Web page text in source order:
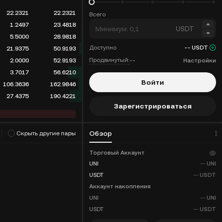
(0)
Скрыть другие пары Обзор
22.2321
22.2321
1.2497
23.4818
5.5000
28.9818
21.9375
50.9193
2.0000
52.9193
3.7017
56.6210
106.3636
162.9846
27.4375 190.4221
Всего
USDT
Доступно -- USDT
Продвинутый:-- Настройки
Войти
Зарегистрироваться
Скидки на комиссию
Торговый Аккаунт
UNI
-- UNI
USDT
-- USDT
Аккаунт накопления
UNI
-- UNI
USDT
-- USDT